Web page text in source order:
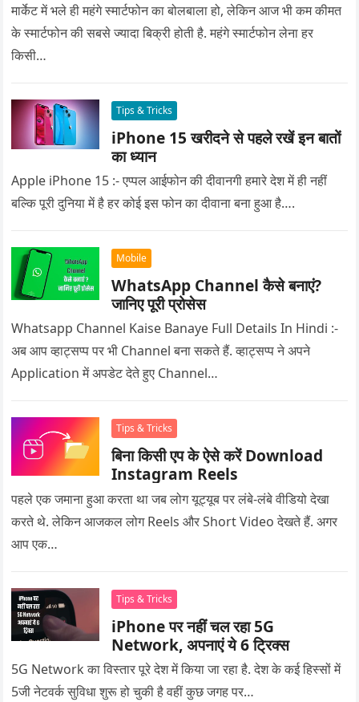
मार्केट में भले ही महंगे स्मार्टफोन का बोलबाला हो, लेकिन आज भी कम कीमत
के स्मार्टफोन की सबसे ज्यादा बिक्री होती है. महंगे स्मार्टफोन लेना हर
किसी…
Tips & Tricks
iPhone 15 खरीदने से पहले रखें इन बातों
का ध्यान
Apple iPhone 15 :- एप्पल आईफोन की दीवानगी हमारे देश में ही नहीं
बल्कि पूरी दुनिया में है हर कोई इस फोन का दीवाना बना हुआ है….
Mobile
WhatsApp Channel कैसे बनाएं?
जानिए पूरी प्रोसेस
Whatsapp Channel Kaise Banaye Full Details In Hindi :-
अब आप व्हाट्सप्प पर भी Channel बना सकते हैं. व्हाट्सप्प ने अपने
Application में अपडेट देते हुए Channel…
Tips & Tricks
बिना किसी एप के ऐसे करें Download
Instagram Reels
पहले एक जमाना हुआ करता था जब लोग यूट्यूब पर लंबे-लंबे वीडियो देखा
करते थे. लेकिन आजकल लोग Reels और Short Video देखते हैं. अगर
आप एक…
Tips & Tricks
iPhone पर नहीं चल रहा 5G
Network, अपनाएं ये 6 ट्रिक्स
5G Network का विस्तार पूरे देश में किया जा रहा है. देश के कई हिस्सों में
5जी नेटवर्क सुविधा शुरू हो चुकी है वहीं कुछ जगह पर…